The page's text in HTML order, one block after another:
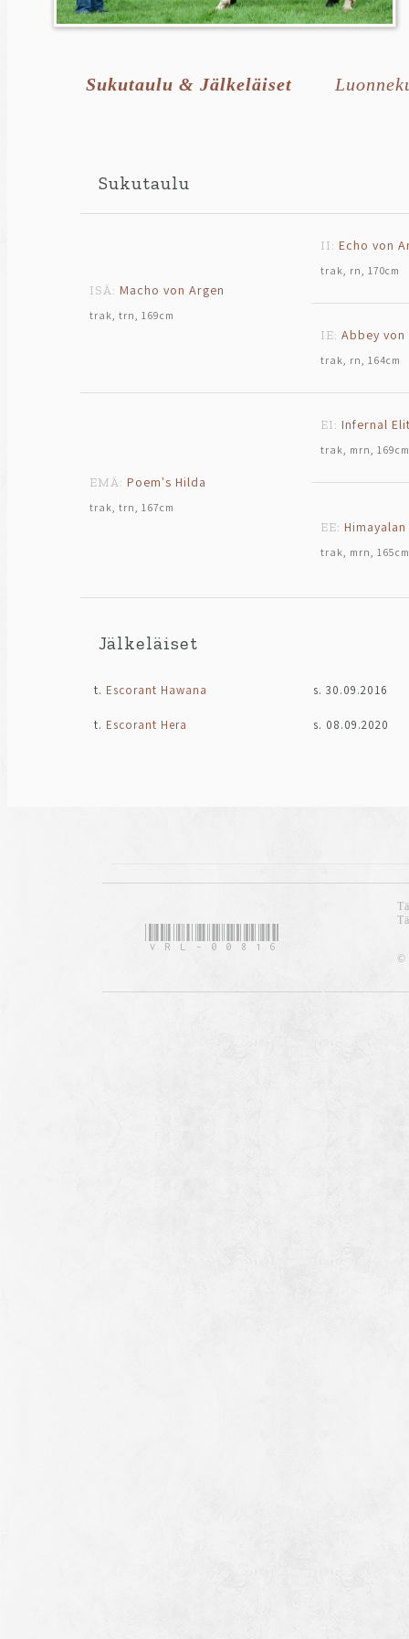
Sukutaulu & Jälkeläiset
Sukutaulu
ISÄ: Macho von Argen
trak, trn, 169cm
II: Echo von
trak, rn, 170cm
IE: Abbey von
trak, rn, 164cm
EMÄ: Poem's Hilda
trak, trn, 167cm
EI: Infernal
trak, mrn, 169cm
EE:
trak, mrn, 165cm
Jälkeläiset
t. Escorant Hawana s. 30.09.2016
t. Escorant Hera s. 08.09.2020
VRL-00816
©